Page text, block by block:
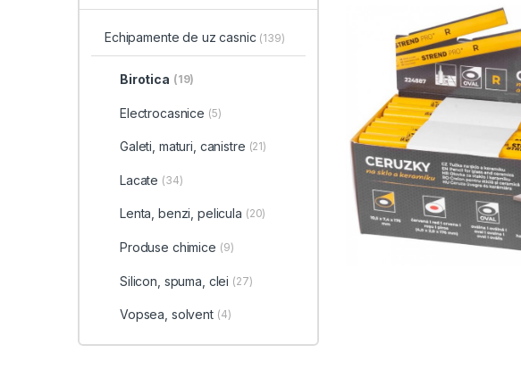
Echipamente de uz casnic (139)
Birotica (19)
Electrocasnice (5)
Galeti, maturi, canistre (21)
Lacate (34)
Lenta, benzi, pelicula (20)
Produse chimice (9)
Silicon, spuma, clei (27)
Vopsea, solvent (4)